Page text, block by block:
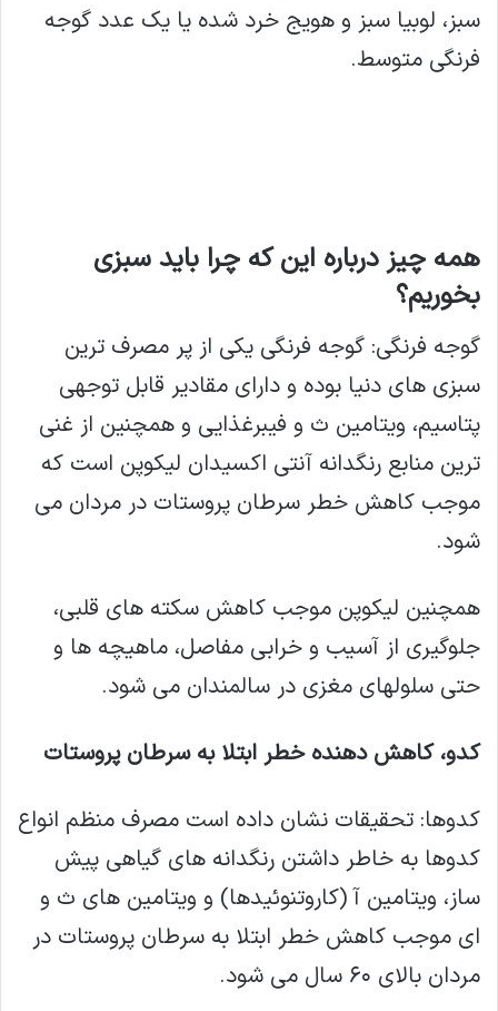
سبز، لوبیا سبز و هویج خرد شده یا یک عدد گوجه
فرنگی متوسط.
همه چیز درباره این که چرا باید سبزی
بخوریم؟
گوجه فرنگی: گوجه فرنگی یکی از پر مصرف ترین
سبزی های دنیا بوده و دارای مقادیر قابل توجهی
پتاسیم، ویتامین ث و فیبرغذایی و همچنین از غنی
ترین منابع رنگدانه آنتی اکسیدان لیکوپن است که
موجب کاهش خطر سرطان پروستات در مردان می
شود.
همچنین لیکوپن موجب کاهش سکته های قلبی،
جلوگیری از آسیب و خرابی مفاصل، ماهیچه ها و
حتی سلولهای مغزی در سالمندان می شود.
کدو، کاهش دهنده خطر ابتلا به سرطان پروستات
کدوها: تحقیقات نشان داده است مصرف منظم انواع
کدوها به خاطر داشتن رنگدانه های گیاهی پیش
ساز، ویتامین آ (کاروتنوئیدها) و ویتامین های ث و
ای موجب کاهش خطر ابتلا به سرطان پروستات در
مردان بالای ۶۰ سال می شود.